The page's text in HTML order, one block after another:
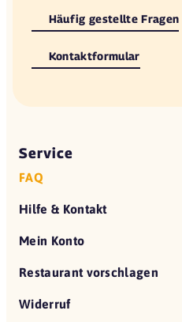
Häufig gestellte Fragen
Kontaktformular
Service
FAQ
Hilfe & Kontakt
Mein Konto
Restaurant vorschlagen
Widerruf